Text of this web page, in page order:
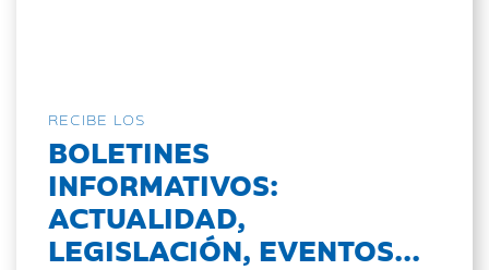
RECIBE LOS
BOLETINES
INFORMATIVOS:
ACTUALIDAD,
LEGISLACIÓN, EVENTOS...